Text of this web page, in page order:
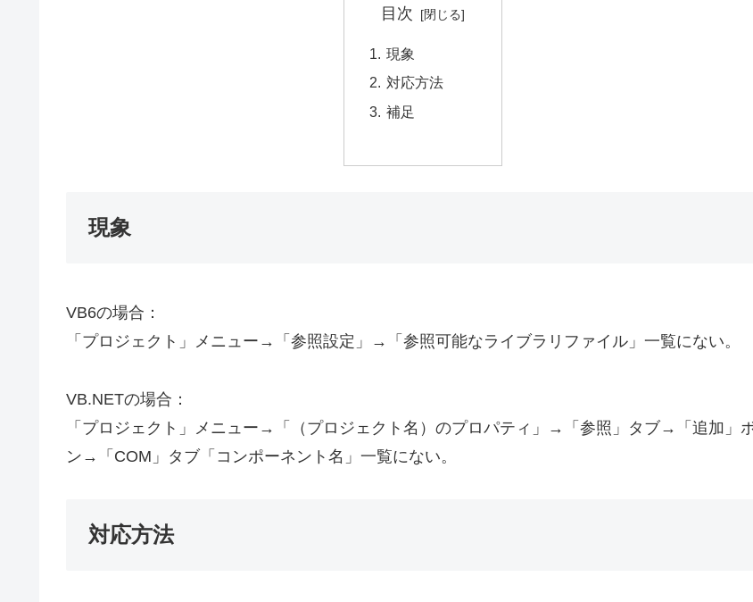
目次
現象
対応方法
補足
現象
VB6の場合：
「プロジェクト」メニュー→「参照設定」→「参照可能なライブラリファイル」一覧にない。
VB.NETの場合：
「プロジェクト」メニュー→「（プロジェクト名）のプロパティ」→「参照」タブ→「追加」
ン→「COM」タブ「コンポーネント名」一覧にない。
対応方法